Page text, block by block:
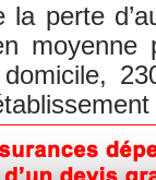
la perte
moyenne